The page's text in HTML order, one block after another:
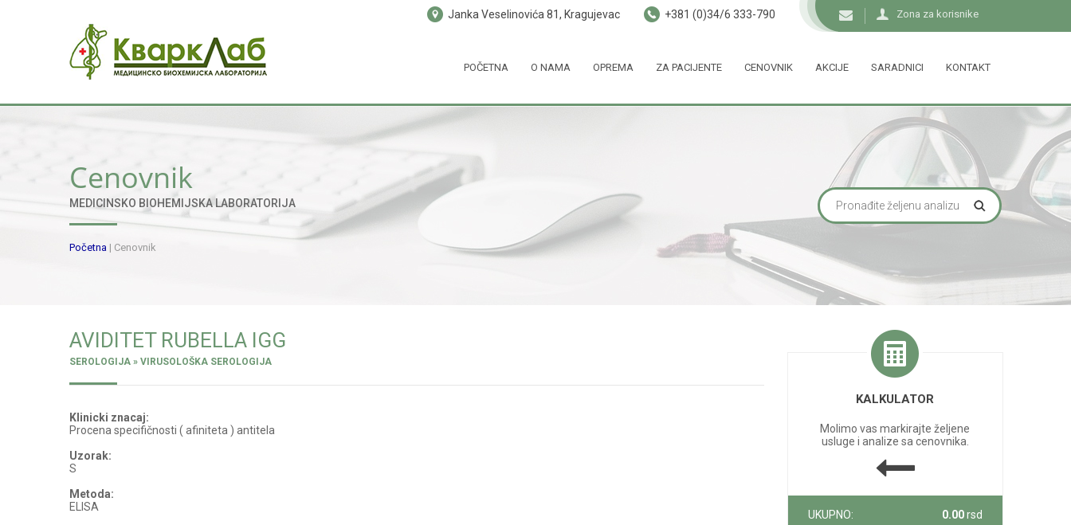
Zona za korisnike
Janka Veselinovića 81, Kragujevac +381 (0)34/6 333-790
POČETNA O NAMA OPREMA ZA PACIJENTE CENOVNIK AKCIJE SARADNICI KONTAKT
Cenovnik
MEDICINSKO BIOHEMIJSKA LABORATORIJA
Početna | Cenovnik
AVIDITET RUBELLA IGG
SEROLOGIJA » VIRUSOLOŠKA SEROLOGIJA
Klinicki znacaj:
Procena specifičnosti ( afiniteta ) antitela
Uzorak:
S
Metoda:
ELISA
KALKULATOR
Molimo vas markirajte željene
usluge i analize sa cenovnika.
UKUPNO: 0.00rsd